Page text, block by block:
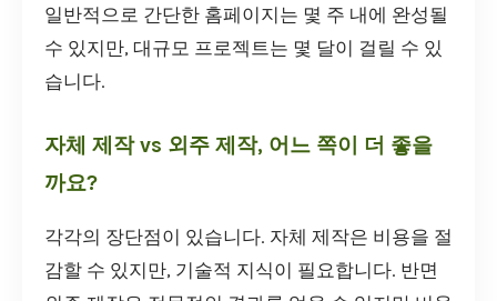
일반적으로 간단한 홈페이지는 몇 주 내에 완성될
수 있지만, 대규모 프로젝트는 몇 달이 걸릴 수 있
습니다.
자체 제작 vs 외주 제작, 어느 쪽이 더 좋을
까요?
각각의 장단점이 있습니다. 자체 제작은 비용을 절
감할 수 있지만, 기술적 지식이 필요합니다. 반면